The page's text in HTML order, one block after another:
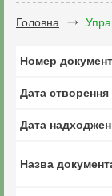
Головна
Номер
Дата
Дата
Назва